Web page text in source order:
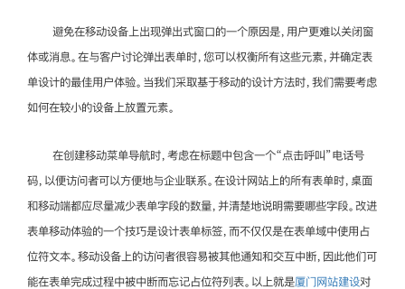
避免在移动设备上出现弹出式窗口的一个原因是，用户更难以关闭窗
体或消息。在与客户讨论弹出表单时，您可以权衡所有这些元素，并确定表
单设计的最佳用户体验。当我们采取基于移动的设计方法时，我们需要考虑
如何在较小的设备上放置元素。
在创建移动菜单导航时，考虑在标题中包含一个“点击呼叫”电话号
码，以便访问者可以方便地与企业联系。在设计网站上的所有表单时，桌面
和移动端都应尽量减少表单字段的数量，并清楚地说明需要哪些字段。改进
表单移动体验的一个技巧是设计表单标签，而不仅仅是在表单域中使用占
位符文本。移动设备上的访问者很容易被其他通知和交互中断，因此他们可
能在表单完成过程中被中断而忘记占位符列表。以上就是厦门网站建设对